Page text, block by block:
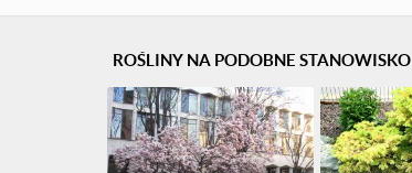
ROŚLINY NA PODOBNE STANOWISKO